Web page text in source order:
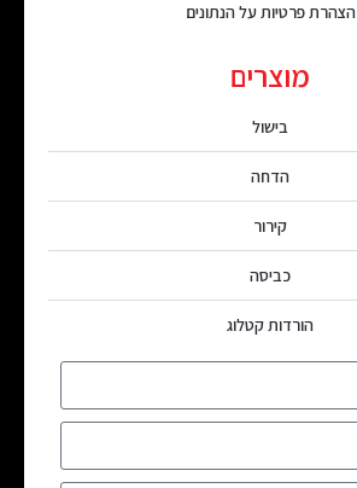
הצהרת פרטיות על הנתונים
מוצרים
בישול
הדחה
קירור
כביסה
הורדות קטלוג